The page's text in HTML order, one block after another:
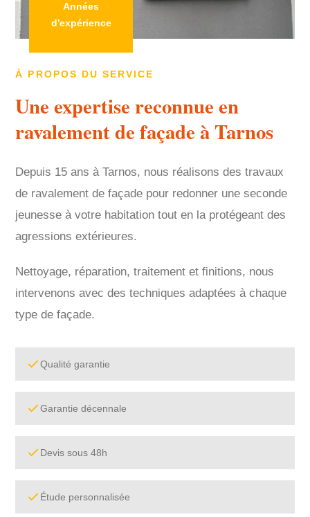
À PROPOS DU SERVICE
Une expertise reconnue en
ravalement de façade à Tarnos
Depuis 15 ans à Tarnos, nous réalisons des travaux
de ravalement de façade pour redonner une seconde
jeunesse à votre habitation tout en la protégeant des
agressions extérieures.
Nettoyage, réparation, traitement et finitions, nous
intervenons avec des techniques adaptées à chaque
type de façade.
Qualité garantie
Garantie décennale
Devis sous 48h
Étude personnalisée
Années
d'expérience